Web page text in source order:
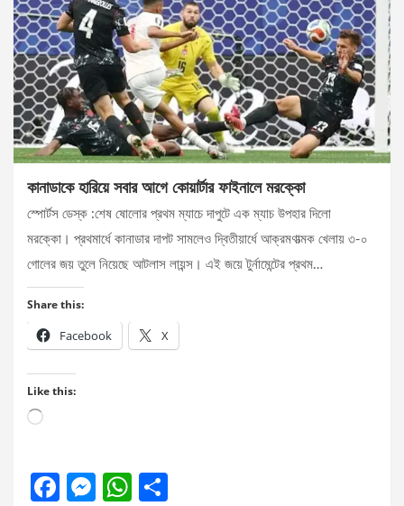
কানাডাকে হারিয়ে সবার আগে কোয়ার্টার ফাইনালে মরক্কো
স্পোর্টস ডেস্ক :শেষ ষোলোর প্রথম ম্যাচে দাপুটে এক ম্যাচ উপহার দিলো
মরক্কো। প্রথমার্ধে কানাডার দাপট সামলেও দ্বিতীয়ার্ধে আক্রমণাত্মক খেলায় ৩-০
গোলের জয় তুলে নিয়েছে আটলাস লায়ন্স। এই জয়ে টুর্নামেন্টের প্রথম…
Share this:
Facebook X
Like this:
Loading…
F
M W